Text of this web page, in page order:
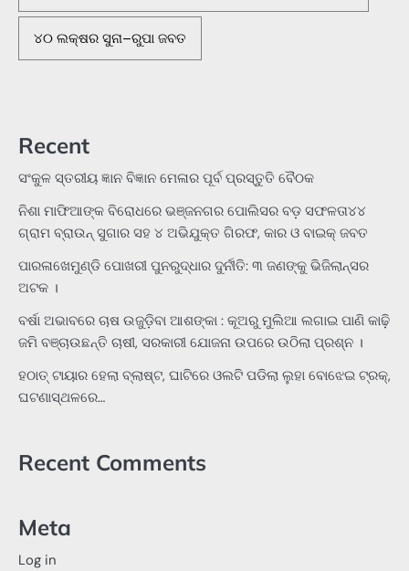
୪୦ ଲକ୍ଷର ସୁନା–ରୁପା ଜବତ
Recent
ସଂକୁଳ ସ୍ତରୀୟ ଜ୍ଞାନ ବିଜ୍ଞାନ ମେଳାର ପୂର୍ବ ପ୍ରସ୍ତୁତି ବୈଠକ
ନିଶା ମାଫିଆଙ୍କ ବିରୋଧରେ ଭଞ୍ଜନଗର ପୋଲିସର ବଡ଼ ସଫଳତା୪୪
ଗ୍ରାମ ବ୍ରାଉନ୍ ସୁଗାର ସହ ୪ ଅଭିଯୁକ୍ତ ଗିରଫ, କାର ଓ ବାଇକ୍ ଜବତ
ପାରଳାଖେମୁଣ୍ଡି ପୋଖରୀ ପୁନରୁଦ୍ଧାର ଦୁର୍ନୀତି: ୩ ଜଣଙ୍କୁ ଭିଜିଲାନ୍ସର
ଅଟକ ।
ବର୍ଷା ଅଭାବରେ ଚାଷ ଉଜୁଡ଼ିବା ଆଶଙ୍କା : କୂଅରୁ ମୁଲିଆ ଲଗାଇ ପାଣି କାଢ଼ି
ଜମି ବଞ୍ଚାଉଛନ୍ତି ଚାଷୀ, ସରକାରୀ ଯୋଜନା ଉପରେ ଉଠିଲା ପ୍ରଶ୍ନ ।
ହଠାତ୍‌ ଟାୟାର ହେଲା ବ୍ଲାଷ୍ଟ, ଘାଟିରେ ଓଲଟି ପଡିଲା ଲୁହା ବୋଝେଇ ଟ୍ରକ୍‌,
ଘଟଣାସ୍ଥଳରେ…
Recent Comments
Meta
Log in